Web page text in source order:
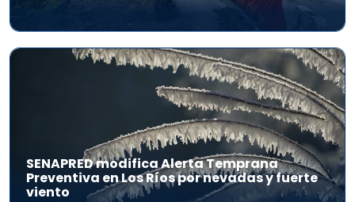
SENAPRED modifica Alerta Temprana
Preventiva en Los Ríos por nevadas y fuerte
viento